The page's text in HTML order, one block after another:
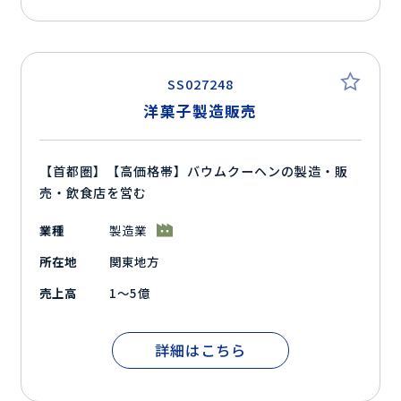
SS027248
洋菓子製造販売
【首都圏】【高価格帯】バウムクーヘンの製造・販
売・飲食店を営む
業種
製造業
所在地
関東地方
売上高
1～5億
詳細はこちら